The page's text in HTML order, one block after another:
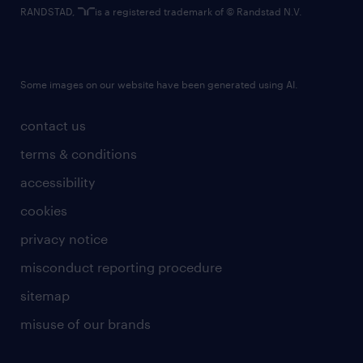
contact us
terms & conditions
accessibility
cookies
privacy notice
misconduct reporting procedure
sitemap
misuse of our brands
RANDSTAD, is a registered trademark of © Randstad N.V.
Some images on our website have been generated using AI.